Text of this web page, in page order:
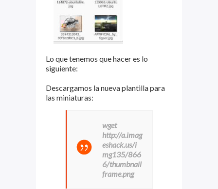
Lo que tenemos que hacer es lo
siguiente:
Descargamos la nueva plantilla para
las miniaturas:
wget
http://a.imag
eshack.us/i
mg135/866
6/thumbnail
frame.png